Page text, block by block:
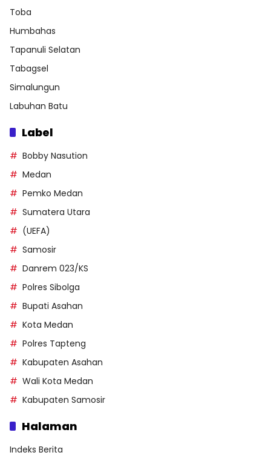
Toba
Humbahas
Tapanuli Selatan
Tabagsel
Simalungun
Labuhan Batu
Label
Bobby Nasution
Medan
Pemko Medan
Sumatera Utara
(UEFA)
Samosir
Danrem 023/KS
Polres Sibolga
Bupati Asahan
Kota Medan
Polres Tapteng
Kabupaten Asahan
Wali Kota Medan
Kabupaten Samosir
Halaman
Indeks Berita